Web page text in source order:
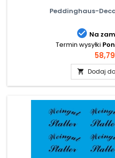
Peddinghaus-
 Na
Termin wysyłki
Cena
58,79
 Dodaj